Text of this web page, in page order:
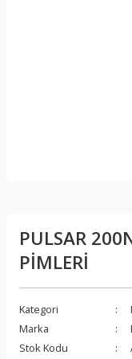
PULSAR
PİMLERİ
Kategori
Marka
Stok Kodu